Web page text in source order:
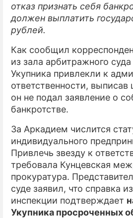
отказ признать себя
должен выплатить
рублей.
Как сообщил
из зала арбитражного
Укупника привлекли к
ответственности, выписав
он не подал заявление о
банкротстве.
За Аркадием числится
индивидуального
Привлечь звезду к
требовала Кунцевская
прокуратура.
суде заявил, что справка
инспекции подтверждает
Укупника просроченных